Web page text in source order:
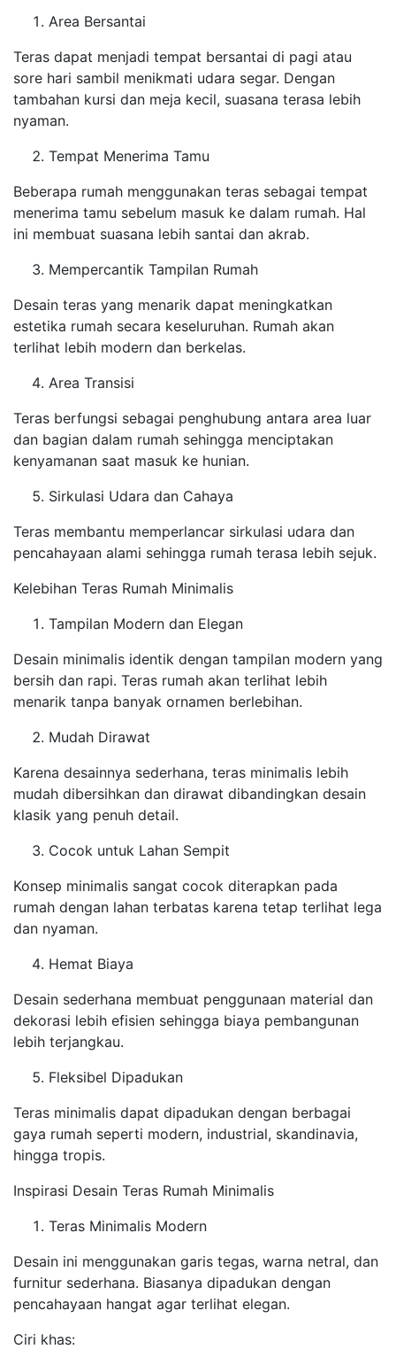
Area Bersantai
Teras dapat menjadi tempat bersantai di pagi atau
sore hari sambil menikmati udara segar. Dengan
tambahan kursi dan meja kecil, suasana terasa lebih
nyaman.
Tempat Menerima Tamu
Beberapa rumah menggunakan teras sebagai tempat
menerima tamu sebelum masuk ke dalam rumah. Hal
ini membuat suasana lebih santai dan akrab.
Mempercantik Tampilan Rumah
Desain teras yang menarik dapat meningkatkan
estetika rumah secara keseluruhan. Rumah akan
terlihat lebih modern dan berkelas.
Area Transisi
Teras berfungsi sebagai penghubung antara area luar
dan bagian dalam rumah sehingga menciptakan
kenyamanan saat masuk ke hunian.
Sirkulasi Udara dan Cahaya
Teras membantu memperlancar sirkulasi udara dan
pencahayaan alami sehingga rumah terasa lebih sejuk.
Kelebihan Teras Rumah Minimalis
Tampilan Modern dan Elegan
Desain minimalis identik dengan tampilan modern yang
bersih dan rapi. Teras rumah akan terlihat lebih
menarik tanpa banyak ornamen berlebihan.
Mudah Dirawat
Karena desainnya sederhana, teras minimalis lebih
mudah dibersihkan dan dirawat dibandingkan desain
klasik yang penuh detail.
Cocok untuk Lahan Sempit
Konsep minimalis sangat cocok diterapkan pada
rumah dengan lahan terbatas karena tetap terlihat lega
dan nyaman.
Hemat Biaya
Desain sederhana membuat penggunaan material dan
dekorasi lebih efisien sehingga biaya pembangunan
lebih terjangkau.
Fleksibel Dipadukan
Teras minimalis dapat dipadukan dengan berbagai
gaya rumah seperti modern, industrial, skandinavia,
hingga tropis.
Inspirasi Desain Teras Rumah Minimalis
Teras Minimalis Modern
Desain ini menggunakan garis tegas, warna netral, dan
furnitur sederhana. Biasanya dipadukan dengan
pencahayaan hangat agar terlihat elegan.
Ciri khas: